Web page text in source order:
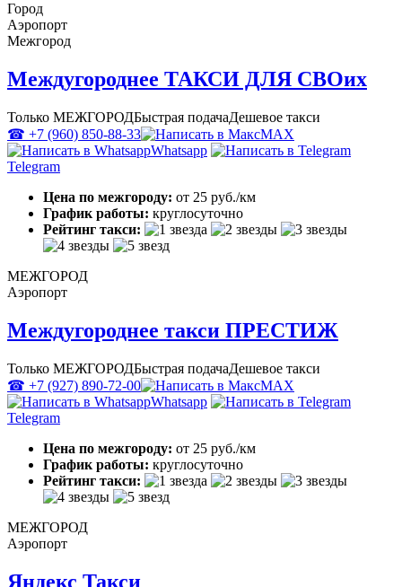
Город
Аэропорт
Межгород
Междугороднее ТАКСИ ДЛЯ СВОих
Только МЕЖГОРОДБыстрая подачаДешевое такси
☎ +7 (960) 850-88-33
MAX
Whatsapp
Telegram
Цена по межгороду: от 25 руб./км
График работы: круглосуточно
Рейтинг такси:
МЕЖГОРОД
Аэропорт
Междугороднее такси ПРЕСТИЖ
Только МЕЖГОРОДБыстрая подачаДешевое такси
☎ +7 (927) 890-72-00
MAX
Whatsapp
Telegram
Цена по межгороду: от 25 руб./км
График работы: круглосуточно
Рейтинг такси:
МЕЖГОРОД
Аэропорт
Яндекс Такси